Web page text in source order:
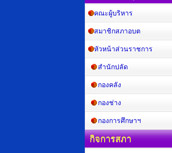
คณะผู้บริหาร
สมาชิกสภาอบต
หัวหน้าส่วนราชการ
สำนักปลัด
กองคลัง
กองช่าง
กองการศึกษาฯ
กิจการสภา